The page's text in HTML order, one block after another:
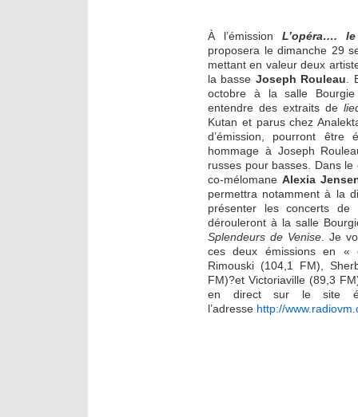
À l’émission L’opéra….
proposera le dimanche 29
mettant en valeur deux
la basse Joseph Rouleau .
octobre à la salle
entendre des extraits de
Kutan et parus chez
d’émission, pourront être
hommage à Joseph
russes pour basses. Dans le
co-mélomane Alexia
permettra notamment à la
présenter les concerts
dérouleront à la salle
Splendeurs de Venise
Je
ces deux émissions en
Rimouski (104,1 FM),
FM)?et Victoriaville (89,3
en direct sur le site
l’adresse http://